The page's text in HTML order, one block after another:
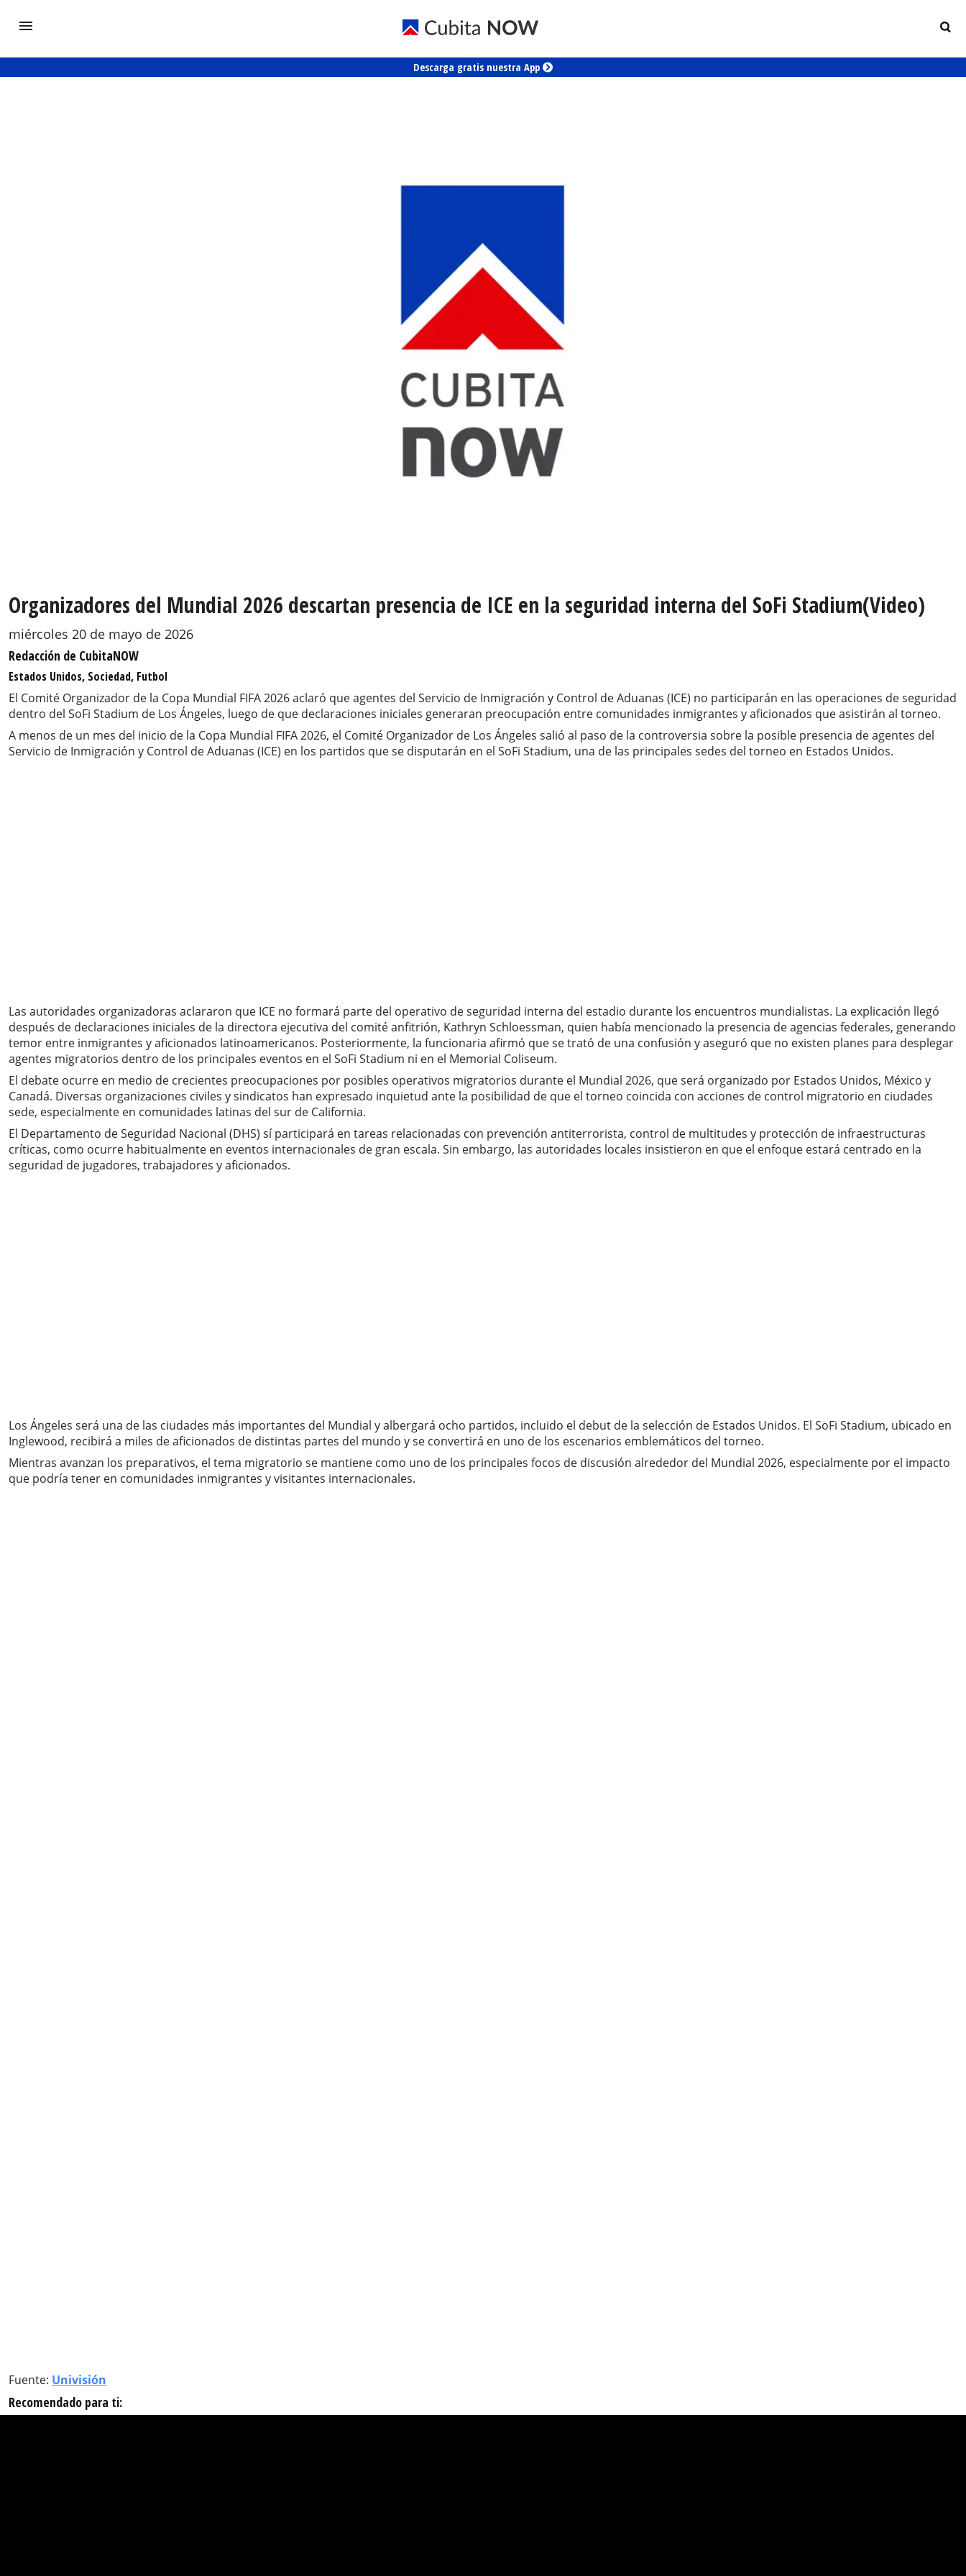
Descarga gratis nuestra App
Organizadores del Mundial 2026 descartan presencia de ICE en la seguridad interna del SoFi Stadium(Video)
miércoles 20 de mayo de 2026
Redacción de CubitaNOW
Estados Unidos, Sociedad, Futbol
El Comité Organizador de la Copa Mundial FIFA 2026 aclaró que agentes del Servicio de Inmigración y Control de Aduanas (ICE) no participarán en las operaciones de seguridad
dentro del SoFi Stadium de Los Ángeles, luego de que declaraciones iniciales generaran preocupación entre comunidades inmigrantes y aficionados que asistirán al torneo.
A menos de un mes del inicio de la Copa Mundial FIFA 2026, el Comité Organizador de Los Ángeles salió al paso de la controversia sobre la posible presencia de agentes del
Servicio de Inmigración y Control de Aduanas (ICE) en los partidos que se disputarán en el SoFi Stadium, una de las principales sedes del torneo en Estados Unidos.
Las autoridades organizadoras aclararon que ICE no formará parte del operativo de seguridad interna del estadio durante los encuentros mundialistas. La explicación llegó
después de declaraciones iniciales de la directora ejecutiva del comité anfitrión, Kathryn Schloessman, quien había mencionado la presencia de agencias federales, generando
temor entre inmigrantes y aficionados latinoamericanos. Posteriormente, la funcionaria afirmó que se trató de una confusión y aseguró que no existen planes para desplegar
agentes migratorios dentro de los principales eventos en el SoFi Stadium ni en el Memorial Coliseum.
El debate ocurre en medio de crecientes preocupaciones por posibles operativos migratorios durante el Mundial 2026, que será organizado por Estados Unidos, México y
Canadá. Diversas organizaciones civiles y sindicatos han expresado inquietud ante la posibilidad de que el torneo coincida con acciones de control migratorio en ciudades
sede, especialmente en comunidades latinas del sur de California.
El Departamento de Seguridad Nacional (DHS) sí participará en tareas relacionadas con prevención antiterrorista, control de multitudes y protección de infraestructuras
críticas, como ocurre habitualmente en eventos internacionales de gran escala. Sin embargo, las autoridades locales insistieron en que el enfoque estará centrado en la
seguridad de jugadores, trabajadores y aficionados.
Los Ángeles será una de las ciudades más importantes del Mundial y albergará ocho partidos, incluido el debut de la selección de Estados Unidos. El SoFi Stadium, ubicado en
Inglewood, recibirá a miles de aficionados de distintas partes del mundo y se convertirá en uno de los escenarios emblemáticos del torneo.
Mientras avanzan los preparativos, el tema migratorio se mantiene como uno de los principales focos de discusión alrededor del Mundial 2026, especialmente por el impacto
que podría tener en comunidades inmigrantes y visitantes internacionales.
Fuente: Univisión
Recomendado para ti: